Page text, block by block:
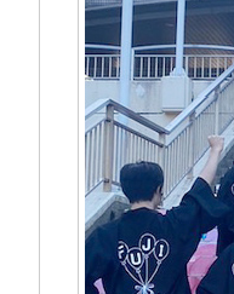
ジナル提灯